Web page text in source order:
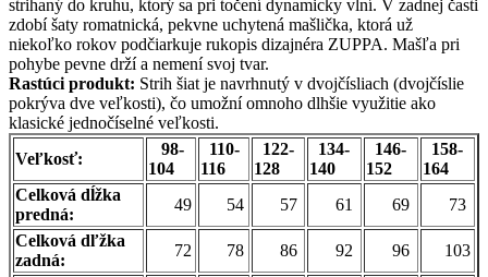
strihaný do kruhu, ktorý sa pri točení dynamicky vlní. V zadnej časti
zdobí šaty romatnická, pekvne uchytená mašlička, ktorá už
niekoľko rokov podčiarkuje rukopis dizajnéra ZUPPA. Mašľa pri
pohybe pevne drží a nemení svoj tvar.
Rastúci produkt: Strih šiat je navrhnutý v dvojčísliach (dvojčíslie
pokrýva dve veľkosti), čo umožní omnoho dlhšie využitie ako
klasické jednočíselné veľkosti.
Veľkosť:
98-
104
110-
116
122-
128
134-
140
146-
152
158-
164
Celková dĺžka
predná:
49 54 57 61 69
73
Celková dľžka
zadná:
72 78 86 92 96
103